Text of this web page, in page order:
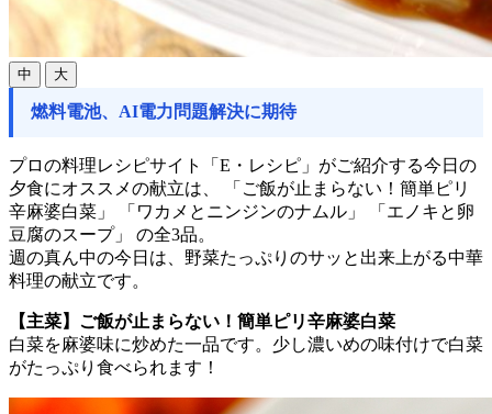
中 大
燃料電池、AI電力問題解決に期待
プロの料理レシピサイト「E・レシピ」がご紹介する今日の
夕食にオススメの献立は、 「ご飯が止まらない！簡単ピリ
辛麻婆白菜」 「ワカメとニンジンのナムル」 「エノキと卵
豆腐のスープ」 の全3品。
週の真ん中の今日は、野菜たっぷりのサッと出来上がる中華
料理の献立です。
【主菜】ご飯が止まらない！簡単ピリ辛麻婆白菜
白菜を麻婆味に炒めた一品です。少し濃いめの味付けで白菜
がたっぷり食べられます！